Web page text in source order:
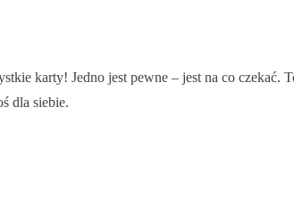
karty! Jedno jest pewne – jest na co czekać.
dla siebie.